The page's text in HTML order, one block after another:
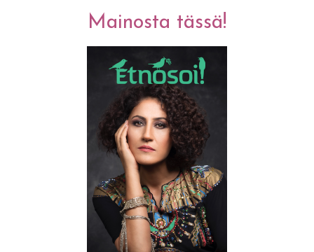
Mainosta tässä!